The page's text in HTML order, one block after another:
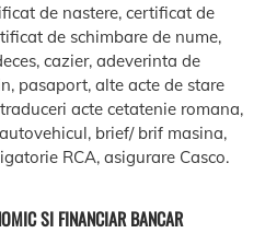
de nastere, certificat de
de schimbare de nume,
cazier, adeverinta de
pasaport, alte acte de stare
acte cetatenie romana,
brief/ brif masina,
RCA, asigurare Casco.
SI FINANCIAR BANCAR